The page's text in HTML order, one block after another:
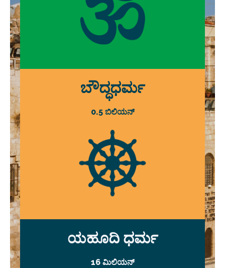
ಬೌದ್ಧಧರ್ಮ
0.5 ಬಿಲಿಯನ್
ಯಹೂದಿ ಧರ್ಮ
16 ಮಿಲಿಯನ್